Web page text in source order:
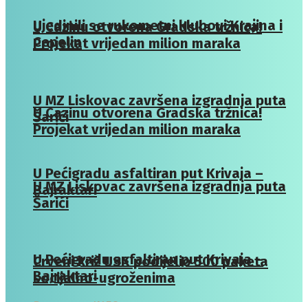
U Cazinu otvorena Gradska tržnica!
Projekat vrijedan milion maraka
U MZ Liskovac završena izgradnja puta
Šarići
U Pećigradu asfaltiran put Krivaja –
Bajraktari
Crveni križ USK podijelio 500 paketa
socijalno-ugroženima
Ujedinili se rukometni klubovi Krajina i
Cepelin
U Cazinu otvorena Gradska tržnica!
Projekat vrijedan milion maraka
U MZ Liskovac završena izgradnja puta
Šarići
U Pećigradu asfaltiran put Krivaja –
Bajraktari